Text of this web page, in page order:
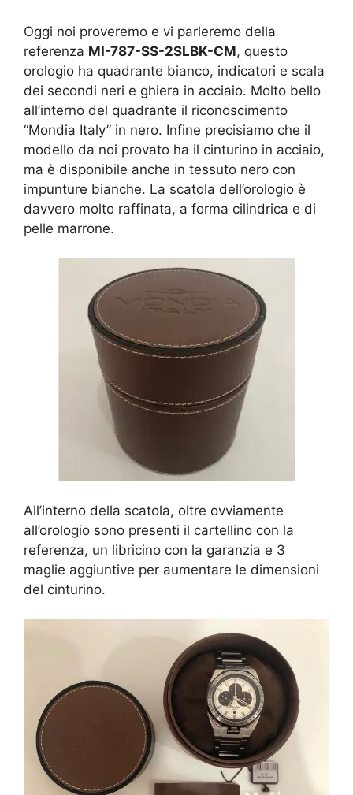
Oggi noi proveremo e vi parleremo della
referenza MI-787-SS-2SLBK-CM, questo
orologio ha quadrante bianco, indicatori e scala
dei secondi neri e ghiera in acciaio. Molto bello
all’interno del quadrante il riconoscimento
“Mondia Italy” in nero. Infine precisiamo che il
modello da noi provato ha il cinturino in acciaio,
ma è disponibile anche in tessuto nero con
impunture bianche. La scatola dell’orologio è
davvero molto raffinata, a forma cilindrica e di
pelle marrone.
All’interno della scatola, oltre ovviamente
all’orologio sono presenti il cartellino con la
referenza, un libricino con la garanzia e 3
maglie aggiuntive per aumentare le dimensioni
del cinturino.